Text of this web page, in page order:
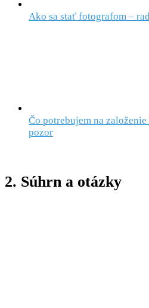
Ako sa stať fotografom –
Čo potrebujem na
pozor
2. Súhrn a otázky